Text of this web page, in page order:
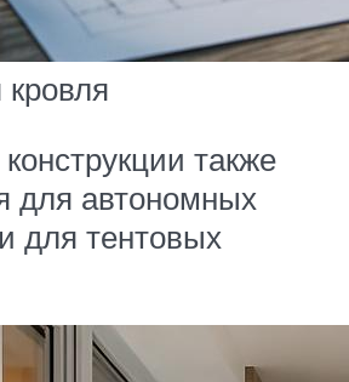
также
для автономных
для тентовых